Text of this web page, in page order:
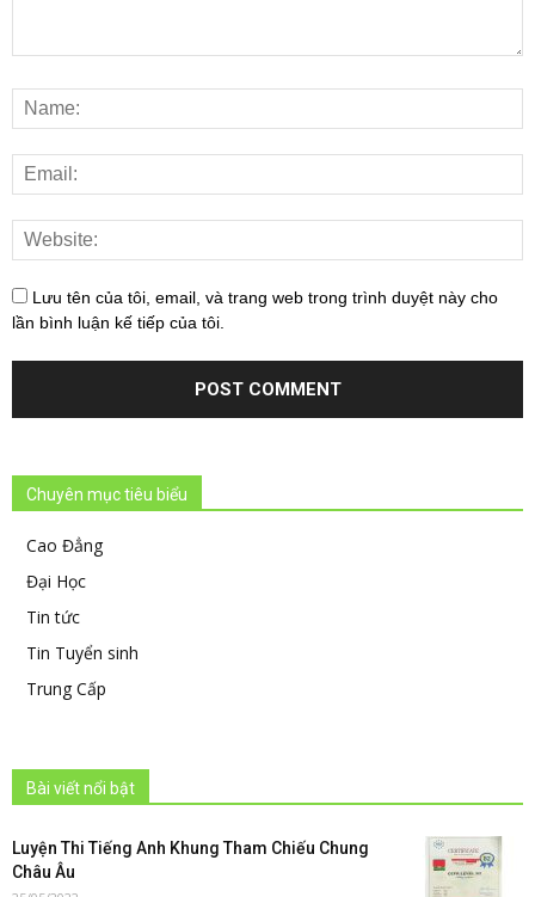
Lưu tên của tôi, email, và trang web trong trình duyệt này cho
lần bình luận kế tiếp của tôi.
Chuyên mục tiêu biểu
Cao Đẳng
Đại Học
Tin tức
Tin Tuyển sinh
Trung Cấp
Bài viết nổi bật
Luyện Thi Tiếng Anh Khung Tham Chiếu Chung
Châu Âu